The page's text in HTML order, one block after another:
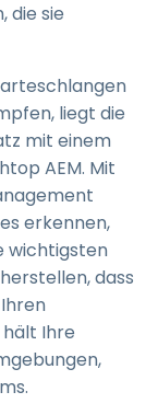
die sie
liegt die
mit einem
AEM. Mit
erkennen,
wichtigsten
dass
Ihre